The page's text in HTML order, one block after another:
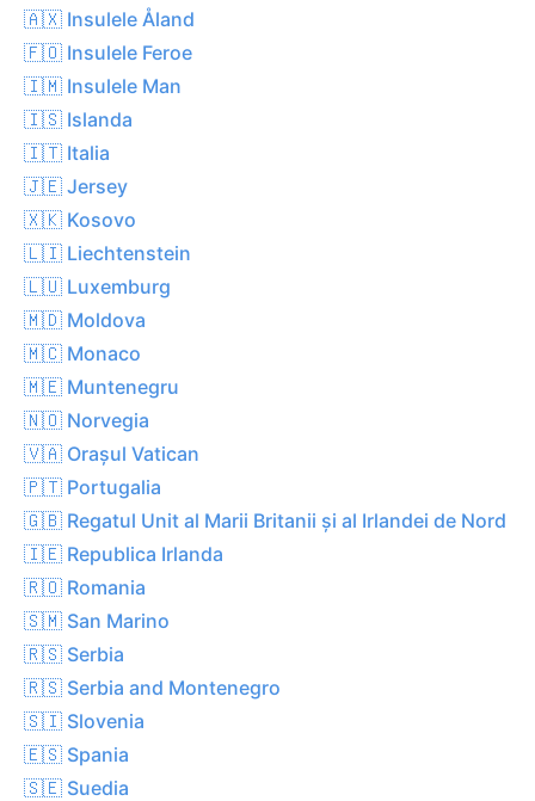
🇦🇽 Insulele Åland
🇫🇴 Insulele Feroe
🇮🇲 Insulele Man
🇮🇸 Islanda
🇮🇹 Italia
🇯🇪 Jersey
🇽🇰 Kosovo
🇱🇮 Liechtenstein
🇱🇺 Luxemburg
🇲🇩 Moldova
🇲🇨 Monaco
🇲🇪 Muntenegru
🇳🇴 Norvegia
🇻🇦 Orașul Vatican
🇵🇹 Portugalia
🇬🇧 Regatul Unit al Marii Britanii și al Irlandei de Nord
🇮🇪 Republica Irlanda
🇷🇴 Romania
🇸🇲 San Marino
🇷🇸 Serbia
🇷🇸 Serbia and Montenegro
🇸🇮 Slovenia
🇪🇸 Spania
🇸🇪 Suedia